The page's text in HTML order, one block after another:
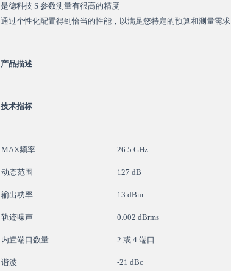
是德科技 S 参数测量有很高的精度
通过个性化配置得到恰当的性能，以满足您特定的预算和测量需求
产品描述
技术指标
MAX频率 26.5 GHz
动态范围 127 dB
输出功率 13 dBm
轨迹噪声 0.002 dBrms
内置端口数量 2 或 4 端口
谐波 -21 dBc